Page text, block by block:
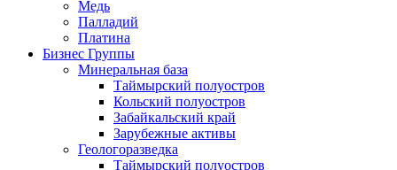
Медь
Палладий
Платина
Бизнес Группы
Минеральная база
Таймырский полуостров
Кольский полуостров
Забайкальский край
Зарубежные активы
Геологоразведка
Таймырский полуостров